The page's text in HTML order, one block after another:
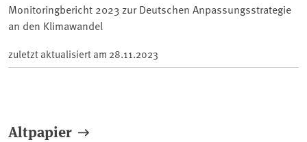
Monitoringbericht 2023 zur Deutschen Anpassungsstrategie
an den Klimawandel
zuletzt aktualisiert am 28.11.2023
Altpapier